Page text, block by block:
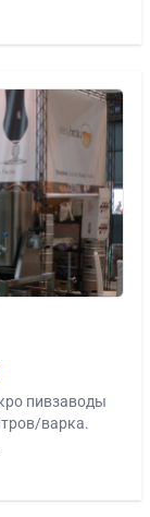
пивзаводы
варка.